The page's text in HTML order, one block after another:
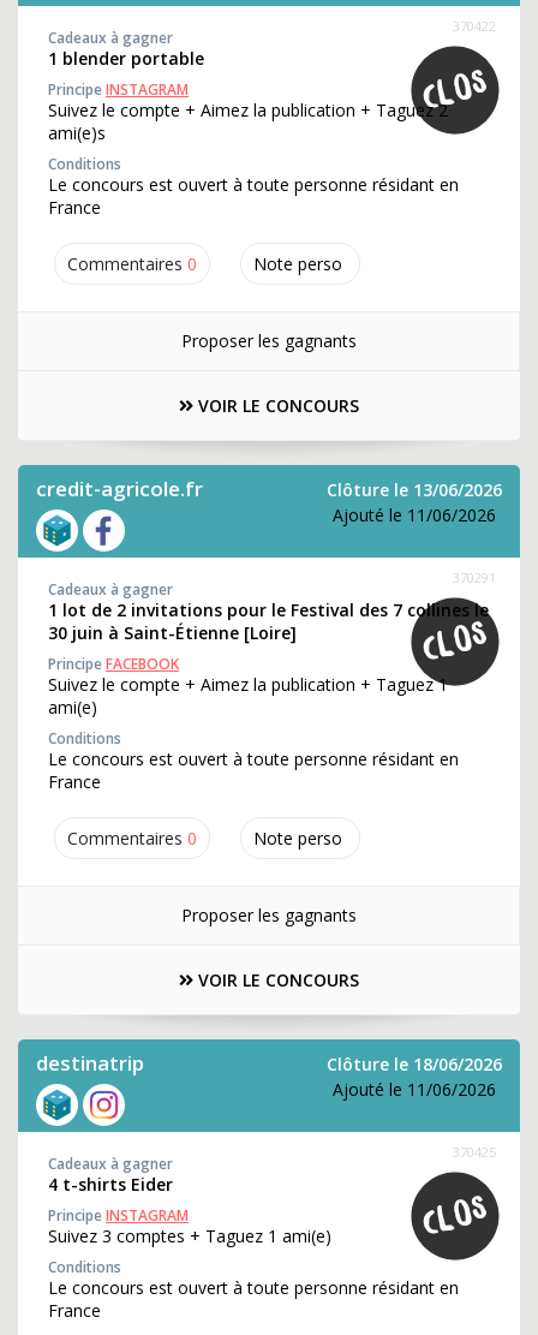
Commentaires 0 Note perso
370422
Cadeaux à gagner
1 blender portable
PrincipeINSTAGRAM
Suivez le compte + Aimez la publication + Taguez 2
ami(e)s
Conditions
Le concours est ouvert à toute personne résidant en
France
Proposer les gagnants
VOIR LE CONCOURS
credit-agricole.fr
Clôture le 13/06/2026
Ajouté le 11/06/2026
Commentaires 0 Note perso
370291
Cadeaux à gagner
1 lot de 2 invitations pour le Festival des 7 collines le
30 juin à Saint-Étienne [Loire]
PrincipeFACEBOOK
Suivez le compte + Aimez la publication + Taguez 1
ami(e)
Conditions
Le concours est ouvert à toute personne résidant en
France
Proposer les gagnants
VOIR LE CONCOURS
destinatrip
Clôture le 18/06/2026
Ajouté le 11/06/2026
370425
Cadeaux à gagner
4 t-shirts Eider
PrincipeINSTAGRAM
Suivez 3 comptes + Taguez 1 ami(e)
Conditions
Le concours est ouvert à toute personne résidant en
France